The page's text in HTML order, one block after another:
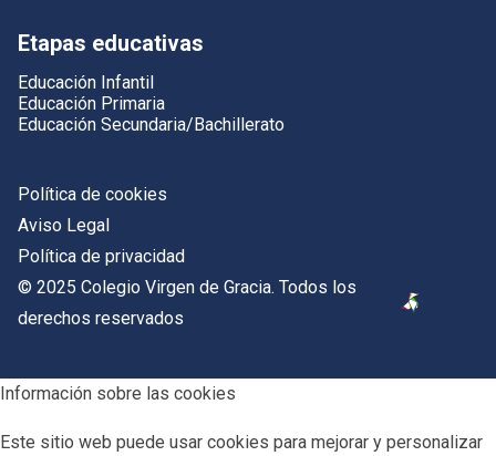
Etapas educativas
Educación Infantil
Educación Primaria
Educación Secundaria/Bachillerato
Política de cookies
Aviso Legal
Política de privacidad
© 2025 Colegio Virgen de Gracia. Todos los
derechos reservados
Información sobre las cookies
Este sitio web puede usar cookies para mejorar y personalizar